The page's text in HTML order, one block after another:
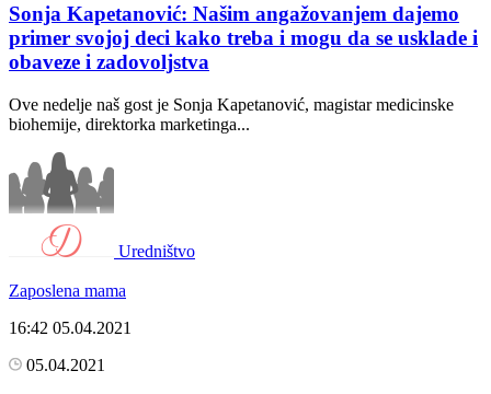
Sonja Kapetanović: Našim angažovanjem dajemo
primer svojoj deci kako treba i mogu da se usklade i
obaveze i zadovoljstva
Ove nedelje naš gost je Sonja Kapetanović, magistar medicinske
biohemije, direktorka marketinga...
Uredništvo
Zaposlena mama
16:42 05.04.2021
05.04.2021